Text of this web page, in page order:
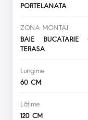
PORTELANATA
ZONA MONTAJ
BAIE BUCATARIE
TERASA
Lungime
60 CM
Lăţime
120 CM